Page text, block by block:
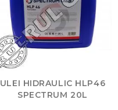
ULEI HIDRAULIC HLP46
SPECTRUM 20L